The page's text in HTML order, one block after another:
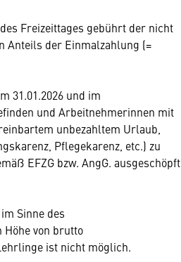
Freizeittages gebührt der nicht
Anteils der Einmalzahlung (=
31.01.2026 und im
und Arbeitnehmerinnen mit
unbezahltem Urlaub,
Pflegekarenz, etc.) zu
EFZG bzw. AngG. ausgeschöpft
Sinne des
von brutto
ist nicht möglich.